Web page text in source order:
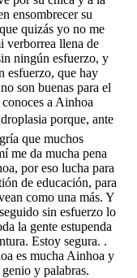
ensombrecer su
quizás yo no me
verborrea llena de
ningún esfuerzo, y
esfuerzo, que hay
son buenas para el
a Ainhoa
porque, ante
que muchos
me da mucha pena
por eso lucha para
de educación, para
como una más. Y
sin esfuerzo lo
la gente estupenda
Estoy segura. .
es mucha Ainhoa y
y palabras.